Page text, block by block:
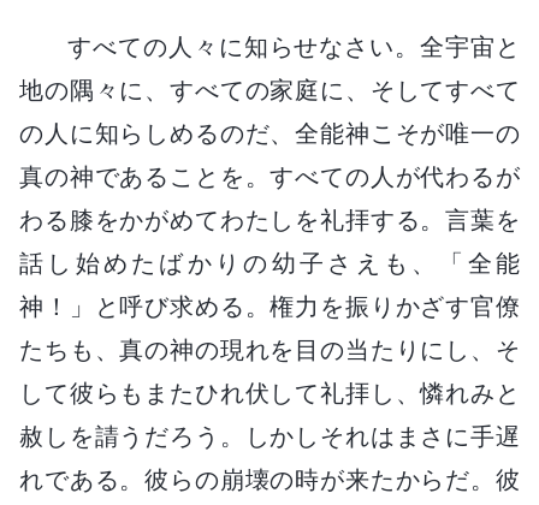
すべての人々に知らせなさい。全宇宙と
地の隅々に、すべての家庭に、そしてすべて
の人に知らしめるのだ、全能神こそが唯一の
真の神であることを。すべての人が代わるが
わる膝をかがめてわたしを礼拝する。言葉を
話し始めたばかりの幼子さえも、「全能
神！」と呼び求める。権力を振りかざす官僚
たちも、真の神の現れを目の当たりにし、そ
して彼らもまたひれ伏して礼拝し、憐れみと
赦しを請うだろう。しかしそれはまさに手遅
れである。彼らの崩壊の時が来たからだ。彼